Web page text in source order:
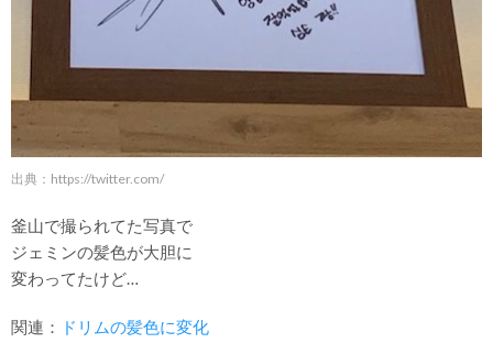
出典： https://twitter.com/
釜山で撮られてた写真で
ジェミンの髪色が大胆に
変わってたけど…
関連： ドリムの髪色に変化